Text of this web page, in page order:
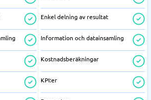
Enkel delning av resultat
Information och datainsamling
Kostnadsberäkningar
KPI:er